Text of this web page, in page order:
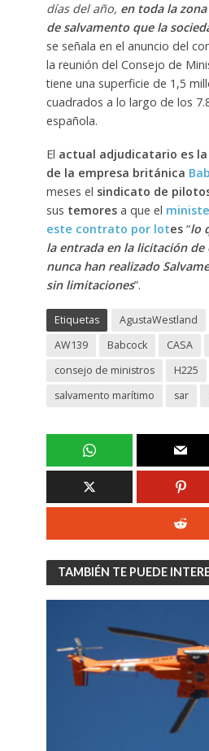
días del año, en toda la
de salvamento que la
se señala en el anuncio del
la reunión del Consejo de
tiene una superficie de 1,5
cuadrados a lo largo de los
española.
El actual adjudicatario es
de la empresa británica
meses el sindicato de
sus temoresa que el
este contrato por lotes“lo
la entrada en la licitación de
nunca han realizado
sin limitaciones”.
Etiquetas AgustaWestland
AW139
Babcock CASA
consejo de ministros
H225
salvamento marítimo
sar
TAMBIÉN TE PUEDE